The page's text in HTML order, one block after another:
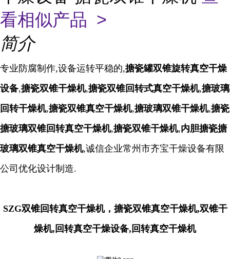
看相似产品 >
简介
专业防腐制作,设备运转平稳的,搪瓷罐双锥旋转真空干燥
设备,搪瓷双锥干燥机,搪瓷双锥回转式真空干燥机,搪玻璃
回转干燥机,搪瓷双锥真空干燥机,搪玻璃双锥干燥机,搪瓷
搪玻璃双锥回转真空干燥机,搪瓷双锥干燥机,内胆搪瓷搪
玻璃双锥真空干燥机,诚信企业常州市齐宝干燥设备有限
公司优化设计制造.
SZG双锥回转真空干燥机， 搪瓷双锥真空干燥机,双锥干
燥机,回转真空干燥设备,回转真空干燥机